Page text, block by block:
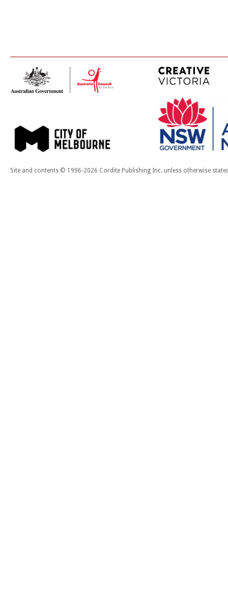
Site and contents © 1996-2026 Cordite Publishing Inc. unless otherwise